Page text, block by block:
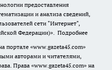
предоставления
и анализа сведений,
сети "Интернет",
Федерации)». Подробнее
«www.gazeta45.com»
авторами и читателями,
Права «www.gazeta45.com» на